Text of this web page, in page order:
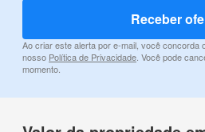
Receber
Ao criar este alerta por e-mail, você concorda
nosso Política de Privacidade. Você pode
momento.